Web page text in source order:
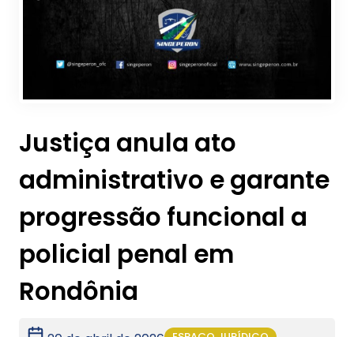
Justiça anula ato
administrativo e garante
progressão funcional a
policial penal em
Rondônia